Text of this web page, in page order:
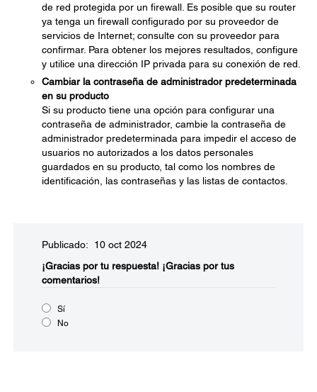
de red protegida por un firewall. Es posible que su router
ya tenga un firewall configurado por su proveedor de
servicios de Internet; consulte con su proveedor para
confirmar. Para obtener los mejores resultados, configure
y utilice una dirección IP privada para su conexión de red.
Cambiar la contraseña de administrador predeterminada
en su producto
Si su producto tiene una opción para configurar una
contraseña de administrador, cambie la contraseña de
administrador predeterminada para impedir el acceso de
usuarios no autorizados a los datos personales
guardados en su producto, tal como los nombres de
identificación, las contraseñas y las listas de contactos.
Publicado: 10 oct 2024
¡Gracias por tu respuesta! ¡Gracias por tus
comentarios!
Sí
No